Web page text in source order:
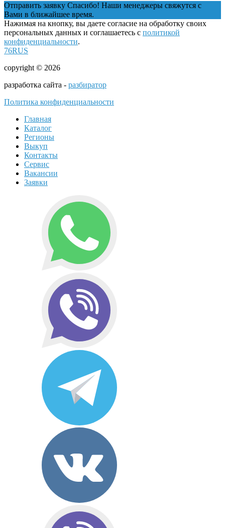
Отправить заявку Спасибо! Наши менеджеры свяжутся с
Вами в ближайшее время.
Нажимая на кнопку, вы даете согласие на обработку своих
персональных данных и соглашаетесь с политикой
конфиденциальности.
76RUS
copyright © 2026
разработка сайта - разбиратор
Политика конфиденциальности
Главная
Каталог
Регионы
Выкуп
Контакты
Сервис
Вакансии
Заявки